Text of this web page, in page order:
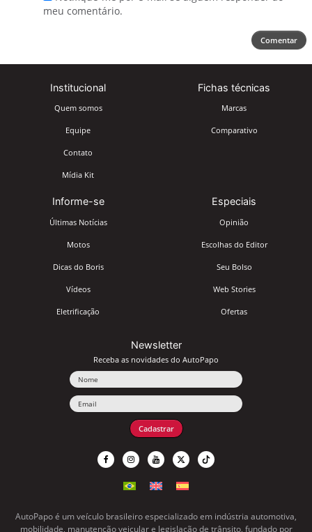
meu comentário.
Comentar
Institucional
Quem somos
Equipe
Contato
Mídia Kit
Fichas técnicas
Marcas
Comparativo
Informe-se
Últimas Notícias
Motos
Dicas do Boris
Vídeos
Eletrificação
Especiais
Opinião
Escolhas do Editor
Seu Bolso
Web Stories
Ofertas
Newsletter
Receba as novidades do AutoPapo
Cadastrar
AutoPapo é um veículo brasileiro especializado em indústria automotiva,
mobilidade, manutenção veicular e legislação de trânsito, fundado por